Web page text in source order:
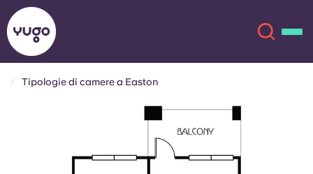
English (GB)
Tipologie di camere a Easton